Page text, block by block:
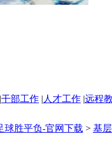
|干部工作 | 人才工作 |远程
球胜平负-官网下载 > 基